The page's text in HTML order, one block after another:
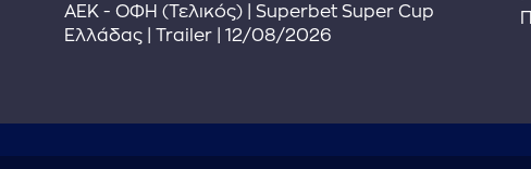
ΑΕΚ - ΟΦΗ (Τελικός) | Superbet Super Cup
Ελλάδας | Trailer | 12/08/2026